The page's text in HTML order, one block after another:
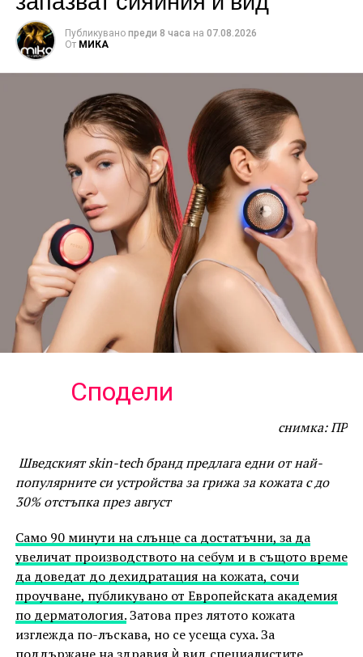
Публикувано преди 8 часа на 07.08.2026
От МИКА
Сподели
снимка: ПР
Шведският skin-tech бранд предлага едни от най-
популярните си устройства за грижа за кожата с до
30% отстъпка през август
Само 90 минути на слънце са достатъчни, за да
увеличат производството на себум и в същото време
да доведат до дехидратация на кожата, сочи
проучване, публикувано от Европейската академия
по дерматология.Затова през лятото кожата
изглежда по-лъскава, но се усеща суха. За